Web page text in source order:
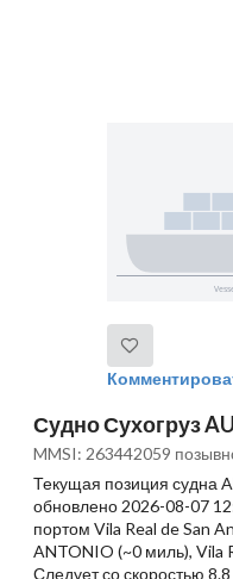
Судно Сухогруз
MMSI: 263442059
Текущая позиция судна
обновлено 2026-08-07
портом Vila Real de San
ANTONIO (~0 миль), Vila
Следует со скоростью 8.8